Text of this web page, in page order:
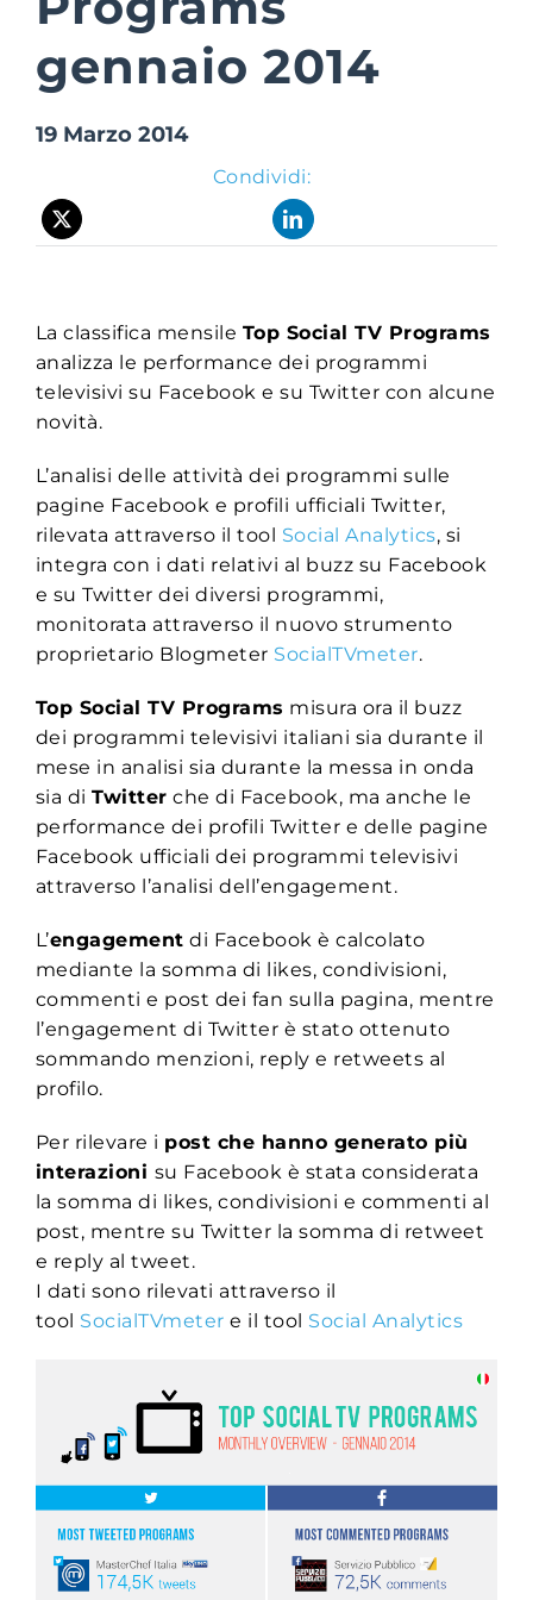
Suite Login
gennaio 2014
19 Marzo 2014
Condividi:
La classifica mensile Top Social TV Programs
analizza le performance dei programmi
televisivi su Facebook e su Twitter con alcune
novità.
L’analisi delle attività dei programmi sulle
pagine Facebook e profili ufficiali Twitter,
rilevata attraverso il tool Social Analytics, si
integra con i dati relativi al buzz su Facebook
e su Twitter dei diversi programmi,
monitorata attraverso il nuovo strumento
proprietario Blogmeter SocialTVmeter.
Top Social TV Programs misura ora il buzz
dei programmi televisivi italiani sia durante il
mese in analisi sia durante la messa in onda
sia diTwitter che di Facebook, ma anche le
performance dei profili Twitter e delle pagine
Facebook ufficiali dei programmi televisivi
attraverso l’analisi dell’engagement.
L’engagement di Facebook è calcolato
mediante la somma di likes, condivisioni,
commenti e post dei fan sulla pagina, mentre
l’engagement di Twitter è stato ottenuto
sommando menzioni, reply e retweets al
profilo.
Per rilevare i post che hanno generato più
interazioni su Facebook è stata considerata
la somma di likes, condivisioni e commenti al
post, mentre su Twitter la somma di retweet
e reply al tweet.
I dati sono rilevati attraverso il
tool SocialTVmeter e il tool Social Analytics